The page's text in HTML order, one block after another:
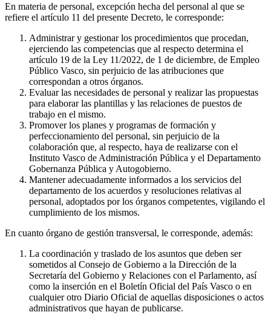
En materia de personal, excepción hecha del personal al que se
refiere el artículo 11 del presente Decreto, le corresponde:
Administrar y gestionar los procedimientos que procedan,
ejerciendo las competencias que al respecto determina el
artículo 19 de la Ley 11/2022, de 1 de diciembre, de Empleo
Público Vasco, sin perjuicio de las atribuciones que
correspondan a otros órganos.
Evaluar las necesidades de personal y realizar las propuestas
para elaborar las plantillas y las relaciones de puestos de
trabajo en el mismo.
Promover los planes y programas de formación y
perfeccionamiento del personal, sin perjuicio de la
colaboración que, al respecto, haya de realizarse con el
Instituto Vasco de Administración Pública y el Departamento
Gobernanza Pública y Autogobierno.
Mantener adecuadamente informados a los servicios del
departamento de los acuerdos y resoluciones relativas al
personal, adoptados por los órganos competentes, vigilando el
cumplimiento de los mismos.
En cuanto órgano de gestión transversal, le corresponde, además:
La coordinación y traslado de los asuntos que deben ser
sometidos al Consejo de Gobierno a la Dirección de la
Secretaría del Gobierno y Relaciones con el Parlamento, así
como la inserción en el Boletín Oficial del País Vasco o en
cualquier otro Diario Oficial de aquellas disposiciones o actos
administrativos que hayan de publicarse.